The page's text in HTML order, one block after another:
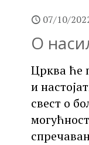
07/10/
О
Црква ће
и
свест о